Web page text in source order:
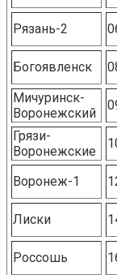
Рязань-2
Богоявленск
Мичуринск-
Воронежский
Грязи-
Воронежские
Воронеж-1
Лиски
Россошь